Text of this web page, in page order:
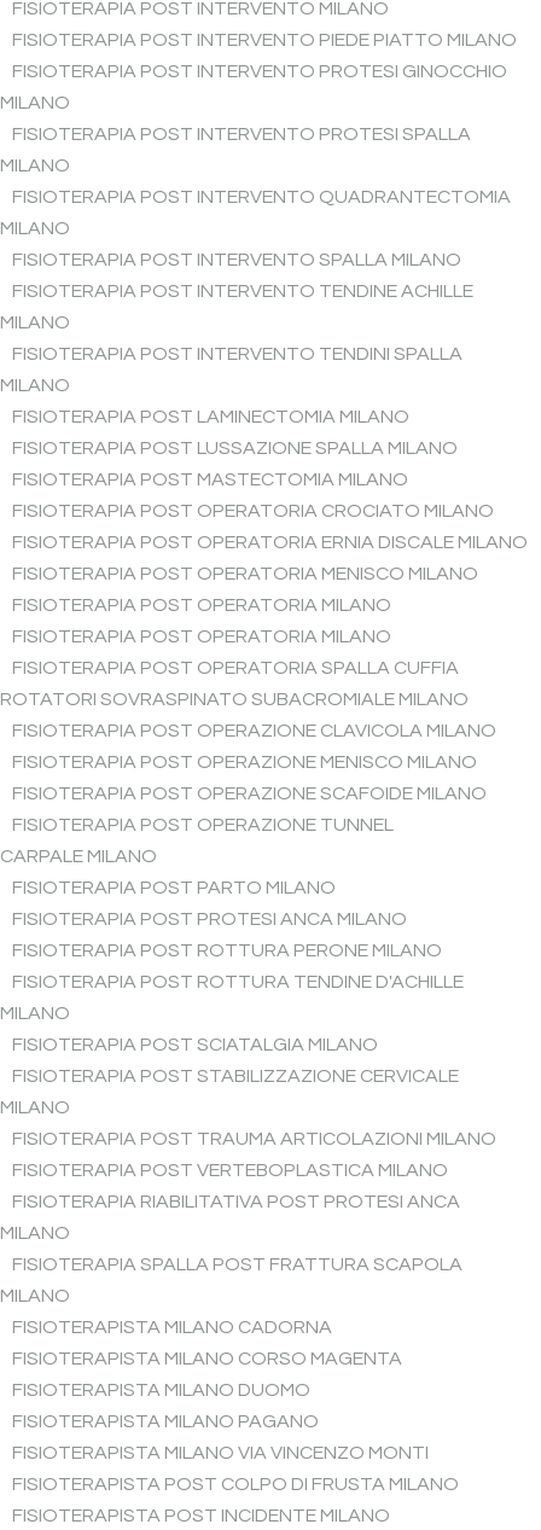
FISIOTERAPIA POST INTERVENTO MILANO
FISIOTERAPIA POST INTERVENTO PIEDE PIATTO MILANO
FISIOTERAPIA POST INTERVENTO PROTESI GINOCCHIO
MILANO
FISIOTERAPIA POST INTERVENTO PROTESI SPALLA
MILANO
FISIOTERAPIA POST INTERVENTO QUADRANTECTOMIA
MILANO
FISIOTERAPIA POST INTERVENTO SPALLA MILANO
FISIOTERAPIA POST INTERVENTO TENDINE ACHILLE
MILANO
FISIOTERAPIA POST INTERVENTO TENDINI SPALLA
MILANO
FISIOTERAPIA POST LAMINECTOMIA MILANO
FISIOTERAPIA POST LUSSAZIONE SPALLA MILANO
FISIOTERAPIA POST MASTECTOMIA MILANO
FISIOTERAPIA POST OPERATORIA CROCIATO MILANO
FISIOTERAPIA POST OPERATORIA ERNIA DISCALE MILANO
FISIOTERAPIA POST OPERATORIA MENISCO MILANO
FISIOTERAPIA POST OPERATORIA MILANO
FISIOTERAPIA POST OPERATORIA MILANO
FISIOTERAPIA POST OPERATORIA SPALLA CUFFIA
ROTATORI SOVRASPINATO SUBACROMIALE MILANO
FISIOTERAPIA POST OPERAZIONE CLAVICOLA MILANO
FISIOTERAPIA POST OPERAZIONE MENISCO MILANO
FISIOTERAPIA POST OPERAZIONE SCAFOIDE MILANO
FISIOTERAPIA POST OPERAZIONE TUNNEL
CARPALE MILANO
FISIOTERAPIA POST PARTO MILANO
FISIOTERAPIA POST PROTESI ANCA MILANO
FISIOTERAPIA POST ROTTURA PERONE MILANO
FISIOTERAPIA POST ROTTURA TENDINE D'ACHILLE
MILANO
FISIOTERAPIA POST SCIATALGIA MILANO
FISIOTERAPIA POST STABILIZZAZIONE CERVICALE
MILANO
FISIOTERAPIA POST TRAUMA ARTICOLAZIONI MILANO
FISIOTERAPIA POST VERTEBOPLASTICA MILANO
FISIOTERAPIA RIABILITATIVA POST PROTESI ANCA
MILANO
FISIOTERAPIA SPALLA POST FRATTURA SCAPOLA
MILANO
FISIOTERAPISTA MILANO CADORNA
FISIOTERAPISTA MILANO CORSO MAGENTA
FISIOTERAPISTA MILANO DUOMO
FISIOTERAPISTA MILANO PAGANO
FISIOTERAPISTA MILANO VIA VINCENZO MONTI
FISIOTERAPISTA POST COLPO DI FRUSTA MILANO
FISIOTERAPISTA POST INCIDENTE MILANO